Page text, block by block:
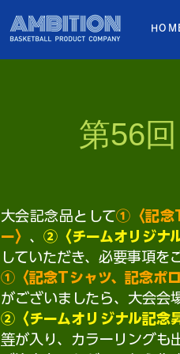
第56
大会記念品として①〈記念
ー〉 、 ②〈チームオリジナ
していただき、必要事項を
①〈記念Tシャツ、記念ポ
がございましたら、大会会
②〈チームオリジナル記念
等が入り、カラーリングも